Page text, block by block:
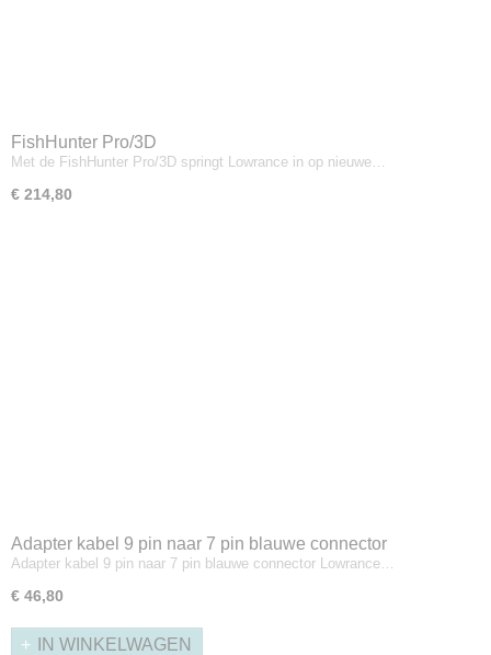
FishHunter Pro/3D
Met de FishHunter Pro/3D springt Lowrance in op nieuwe…
€ 214,80
Adapter kabel 9 pin naar 7 pin blauwe connector
Adapter kabel 9 pin naar 7 pin blauwe connector Lowrance…
€ 46,80
IN WINKELWAGEN